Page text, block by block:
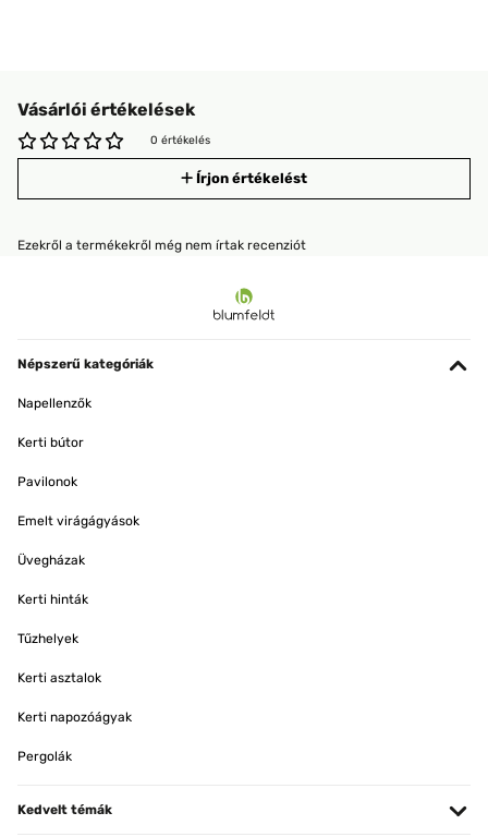
Vásárlói értékelések
0 értékelés
Írjon értékelést
Ezekről a termékekről még nem írtak recenziót
Népszerű kategóriák
Napellenzők
Kerti bútor
Pavilonok
Emelt virágágyások
Üvegházak
Kerti hinták
Tűzhelyek
Kerti asztalok
Kerti napozóágyak
Pergolák
Kedvelt témák